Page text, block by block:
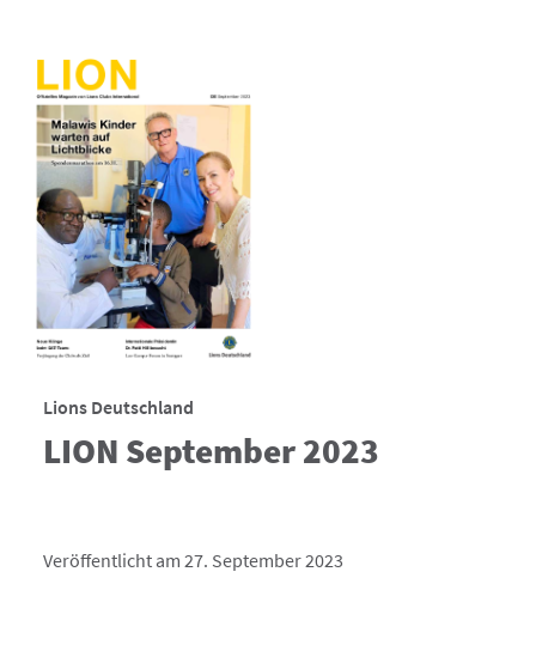
Lions Deutschland
LION September 2023
Veröffentlicht am 27. September 2023